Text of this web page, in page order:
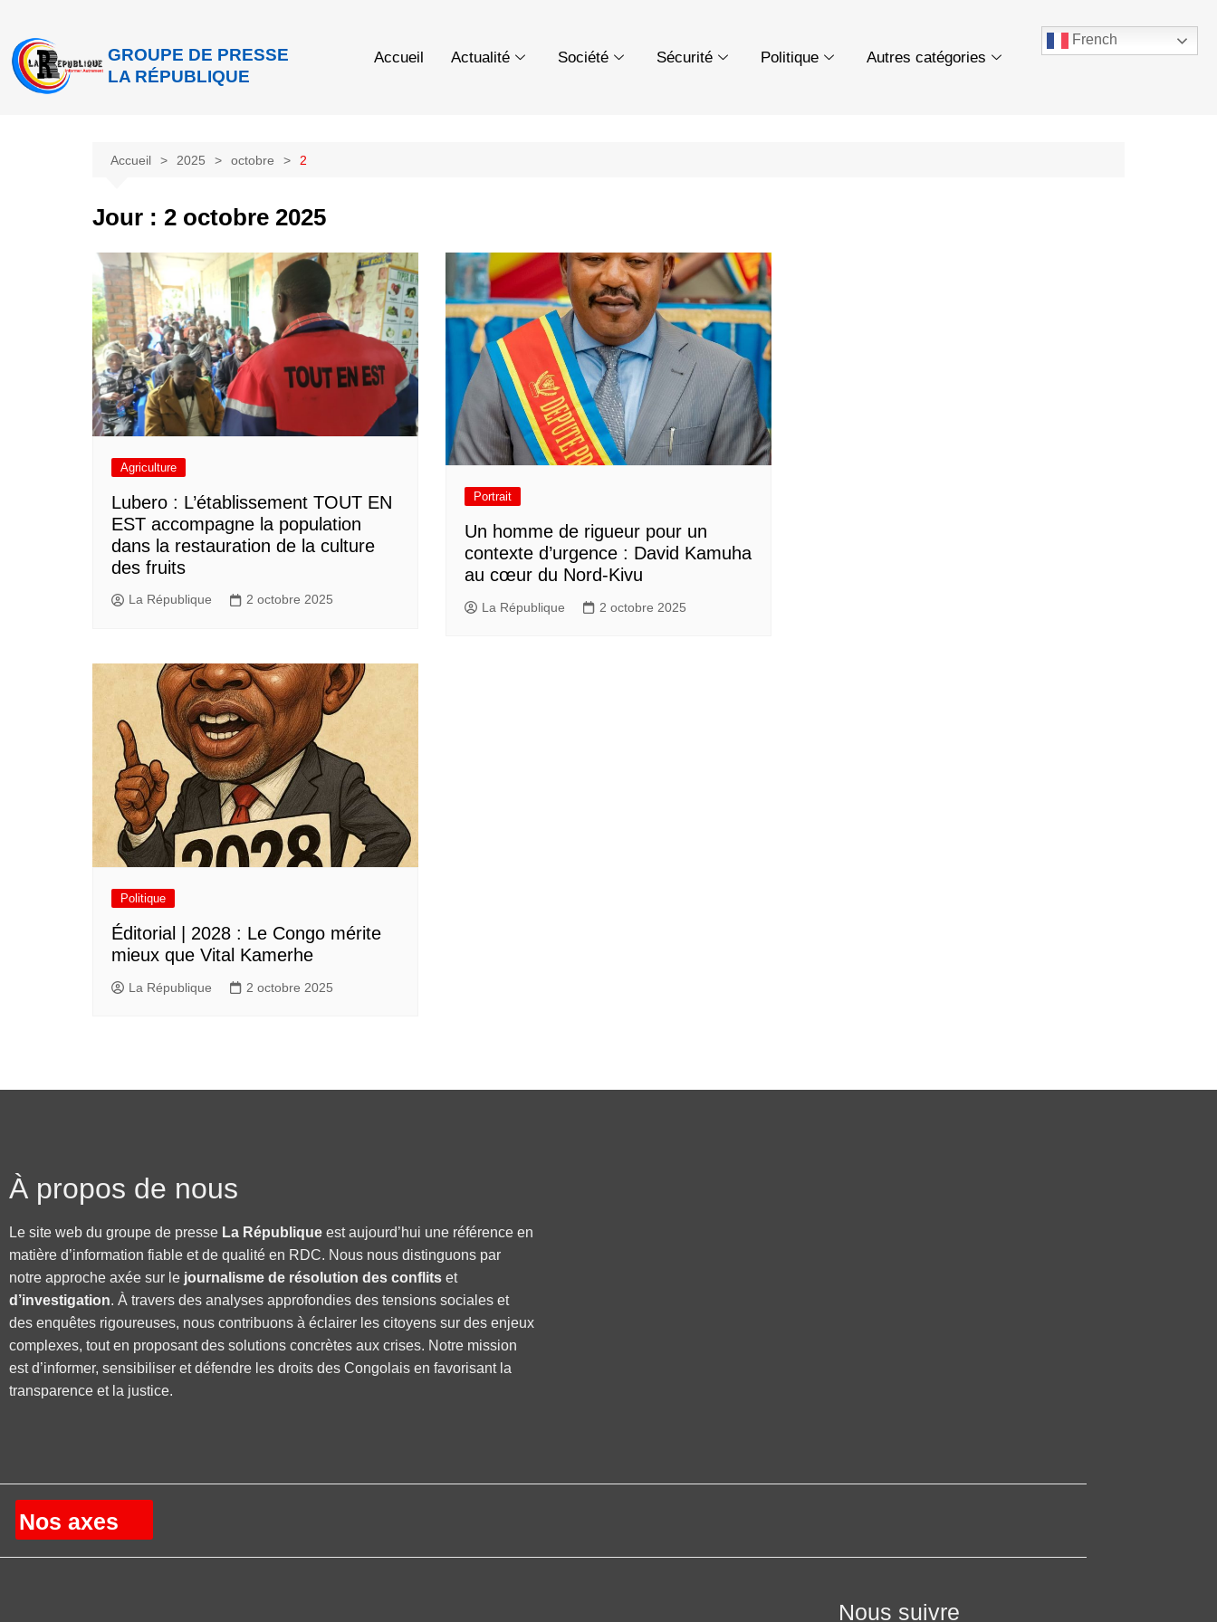
GROUPE DE PRESSE
LA RÉPUBLIQUE
Accueil Actualité Société Sécurité Politique Autres catégories
French
Accueil 2025 octobre 2
Jour : 2 octobre 2025
Agriculture
Lubero : L’établissement TOUT EN
EST accompagne la population
dans la restauration de la culture
des fruits
La République 2 octobre 2025
Portrait
Un homme de rigueur pour un
contexte d’urgence : David Kamuha
au cœur du Nord-Kivu
La République 2 octobre 2025
Politique
Éditorial | 2028 : Le Congo mérite
mieux que Vital Kamerhe
La République 2 octobre 2025
À propos de nous
Le site web du groupe de presse La République est aujourd’hui une référence en
matière d’information fiable et de qualité en RDC. Nous nous distinguons par
notre approche axée sur le journalisme de résolution des conflits et
d’investigation. À travers des analyses approfondies des tensions sociales et
des enquêtes rigoureuses, nous contribuons à éclairer les citoyens sur des enjeux
complexes, tout en proposant des solutions concrètes aux crises. Notre mission
est d’informer, sensibiliser et défendre les droits des Congolais en favorisant la
transparence et la justice.
Nos axes
Nous suivre